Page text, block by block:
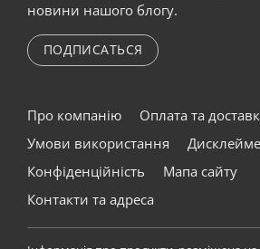
новини нашого блогу.
ПОДПИСАТЬСЯ
Про компанію
Оплата та
Умови використання
Конфіденційність
Мапа сайту
Контакти та адреса